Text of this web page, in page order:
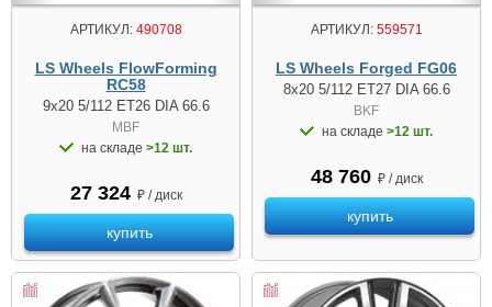
АРТИКУЛ:490708
LS Wheels FlowForming
RC58
9x20 5/112 ET26 DIA 66.6
MBF
на складе >12 шт.
27 324 ₽ / диск
купить
АРТИКУЛ:559571
LS Wheels Forged FG06
8x20 5/112 ET27 DIA 66.6
BKF
на складе >12 шт.
48 760 ₽ / диск
купить